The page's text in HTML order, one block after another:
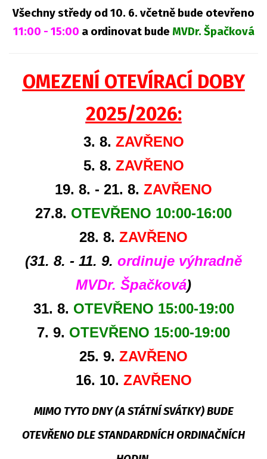
Všechny středy od 10. 6. včetně bude otevřeno
11:00 - 15:00 a ordinovat bude MVDr. Špačková
OMEZENÍ OTEVÍRACÍ DOBY
2025/2026:
3. 8. ZAVŘENO
5. 8. ZAVŘENO
19. 8. - 21. 8. ZAVŘENO
27.8. OTEVŘENO 10:00-16:00
28. 8. ZAVŘENO
(31. 8. - 11. 9. ordinuje výhradně
MVDr. Špačková)
31. 8. OTEVŘENO 15:00-19:00
7. 9. OTEVŘENO 15:00-19:00
25. 9. ZAVŘENO
16. 10. ZAVŘENO
MIMO TYTO DNY (A STÁTNÍ SVÁTKY) BUDE
OTEVŘENO DLE STANDARDNÍCH ORDINAČNÍCH